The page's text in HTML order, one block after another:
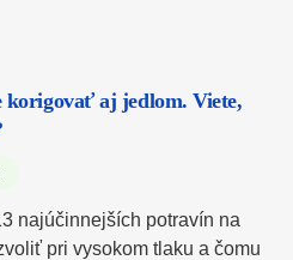
korigovať aj jedlom. Viete,
najúčinnejších potravín na
pri vysokom tlaku a čomu